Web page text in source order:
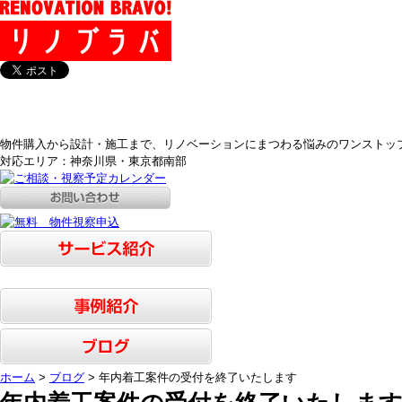
物件購入から設計・施工まで、リノベーションにまつわる悩みのワンストッ
対応エリア：神奈川県・東京都南部
ホーム > ブログ > 年内着工案件の受付を終了いたします